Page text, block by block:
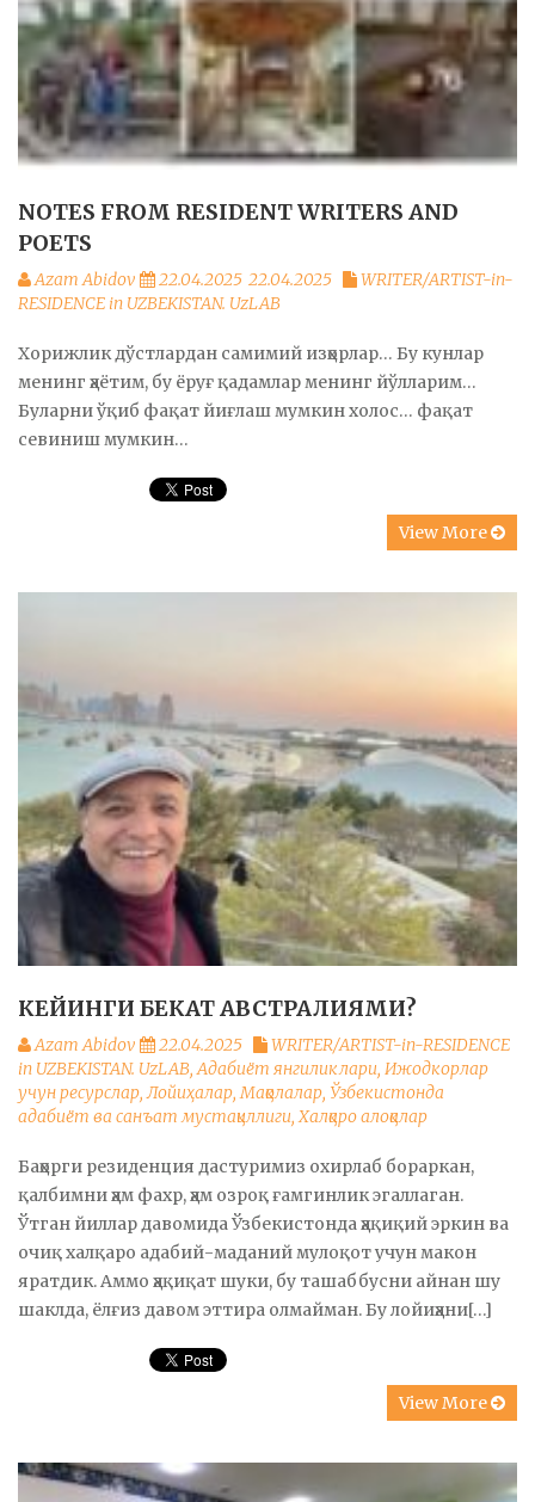
NOTES FROM RESIDENT WRITERS AND
POETS
Azam Abidov 22.04.2025 22.04.2025
WRITER/ARTIST-in-
RESIDENCE in UZBEKISTAN. UzLAB
Хорижлик дўстлардан самимий изҳорлар… Бу кунлар
менинг ҳаётим, бу ёруғ қадамлар менинг йўлларим…
Буларни ўқиб фақат йиғлаш мумкин холос… фақат
севиниш мумкин…
View More
КЕЙИНГИ БЕКАТ АВСТРАЛИЯМИ?
Azam Abidov 22.04.2025
WRITER/ARTIST-in-RESIDENCE
in UZBEKISTAN. UzLAB,Адабиёт янгиликлари, Ижодкорлар
учун ресурслар,Лойиҳалар,Мақолалар, Ўзбекистонда
адабиёт ва санъат мустақиллиги,Халқаро алоқалар
Баҳорги резиденция дастуримиз охирлаб бораркан,
қалбимни ҳам фахр, ҳам озроқ ғамгинлик эгаллаган.
Ўтган йиллар давомида Ўзбекистонда ҳақиқий эркин ва
очиқ халқаро адабий-маданий мулоқот учун макон
яратдик. Аммо ҳақиқат шуки, бу ташаббусни айнан шу
шаклда, ёлғиз давом эттира олмайман. Бу лойиҳани[…]
View More